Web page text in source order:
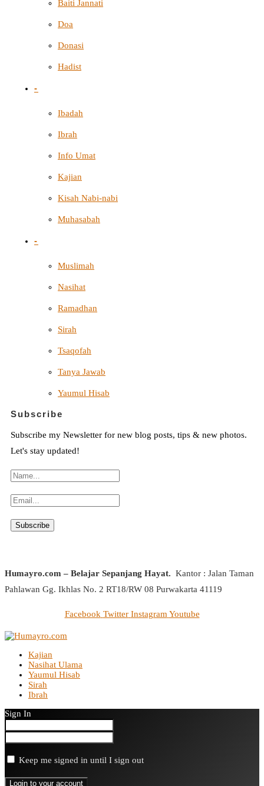
Baiti Jannati
Doa
Donasi
Hadist
-
Ibadah
Ibrah
Info Umat
Kajian
Kisah Nabi-nabi
Muhasabah
-
Muslimah
Nasihat
Ramadhan
Sirah
Tsaqofah
Tanya Jawab
Yaumul Hisab
Subscribe
Subscribe my Newsletter for new blog posts, tips & new photos.
Let's stay updated!
Humayro.com – Belajar Sepanjang Hayat. Kantor : Jalan Taman
Pahlawan Gg. Ikhlas No. 2 RT18/RW 08 Purwakarta 41119
Facebook Twitter Instagram Youtube
Kajian
Nasihat Ulama
Yaumul Hisab
Sirah
Ibrah
Sign In
Keep me signed in until I sign out